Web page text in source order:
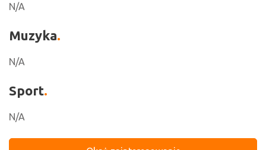
N/A
Muzyka
N/A
Sport
N/A